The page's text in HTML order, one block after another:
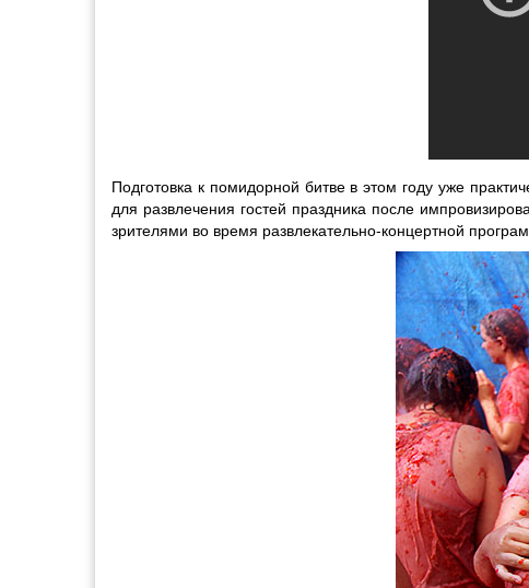
Подготовка к помидорной битве в этом году уже
для развлечения гостей праздника после
зрителями во время развлекательно-концертной